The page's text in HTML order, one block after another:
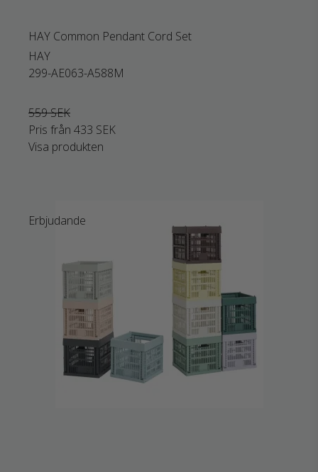
HAY Common Pendant Cord Set
HAY
299-AE063-A588M
559 SEK
Pris från 433 SEK
Visa produkten
Erbjudande